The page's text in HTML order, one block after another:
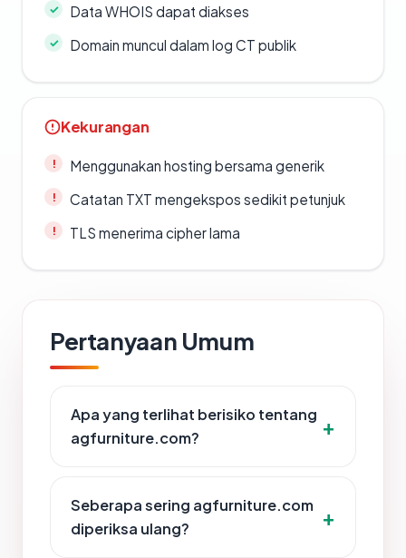
Data WHOIS dapat diakses
Domain muncul dalam log CT publik
Kekurangan
Menggunakan hosting bersama generik
Catatan TXT mengekspos sedikit petunjuk
TLS menerima cipher lama
Pertanyaan Umum
Apa yang terlihat berisiko tentang
agfurniture.com?
Seberapa sering agfurniture.com
diperiksa ulang?